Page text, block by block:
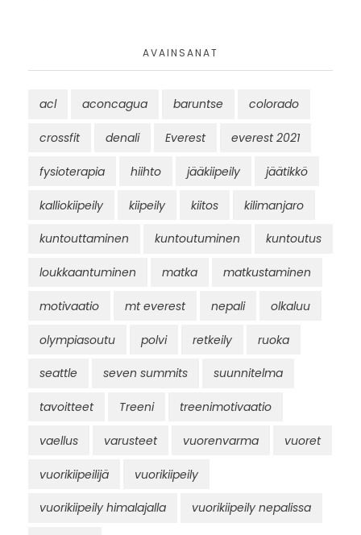
AVAINSANAT
acl aconcagua baruntse colorado
crossfit denali Everest everest 2021
fysioterapia hiihto jääkiipeily jäätikkö
kalliokiipeily kiipeily kiitos kilimanjaro
kuntouttaminen kuntoutuminen kuntoutus
loukkaantuminen matka matkustaminen
motivaatio mt everest nepali olkaluu
olympiasoutu polvi retkeily ruoka
seattle seven summits suunnitelma
tavoitteet Treeni treenimotivaatio
vaellus varusteet vuorenvarma vuoret
vuorikiipeilijä vuorikiipeily
vuorikiipeily himalajalla vuorikiipeily nepalissa